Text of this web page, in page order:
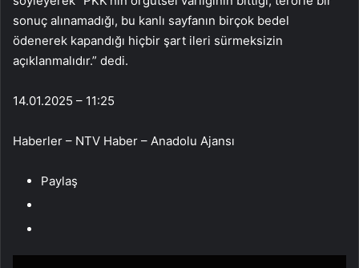
sonuç alınamadığı, bu kanlı sayfanın birçok bedel
ödenerek kapandığı hiçbir şart ileri sürmeksizin
açıklanmalıdır.” dedi.
14.01.2025 – 11:25
Haberler – NTV Haber – Anadolu Ajansı
Paylaş